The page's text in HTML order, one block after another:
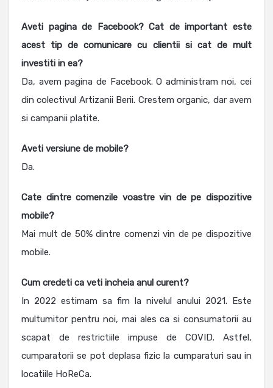
Aveti pagina de Facebook? Cat de important este
acest tip de comunicare cu clientii si cat de mult
investiti in ea?
Da, avem pagina de Facebook. O administram noi, cei
din colectivul Artizanii Berii. Crestem organic, dar avem
si campanii platite.
Aveti versiune de mobile?
Da.
Cate dintre comenzile voastre vin de pe dispozitive
mobile?
Mai mult de 50% dintre comenzi vin de pe dispozitive
mobile.
Cum credeti ca veti incheia anul curent?
In 2022 estimam sa fim la nivelul anului 2021. Este
multumitor pentru noi, mai ales ca si consumatorii au
scapat de restrictiile impuse de COVID. Astfel,
cumparatorii se pot deplasa fizic la cumparaturi sau in
locatiile HoReCa.